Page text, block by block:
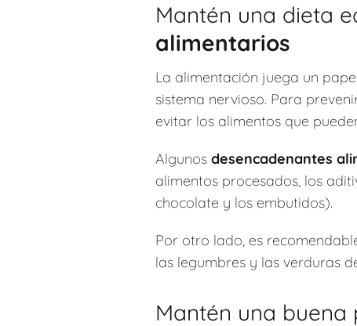
Mantén una dieta
alimentarios
La alimentación juega un
sistema nervioso. Para
evitar los alimentos que
Algunos desencadenantes
alimentos procesados, los
chocolate y los embutidos).
Por otro lado, es
las legumbres y las verduras
Mantén una